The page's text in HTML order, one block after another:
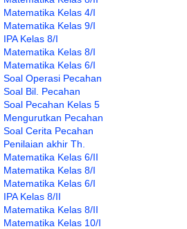
Matematika Kelas 4/I
Matematika Kelas 9/I
IPA Kelas 8/I
Matematika Kelas 8/I
Matematika Kelas 6/I
Soal Operasi Pecahan
Soal Bil. Pecahan
Soal Pecahan Kelas 5
Mengurutkan Pecahan
Soal Cerita Pecahan
Penilaian akhir Th.
Matematika Kelas 6/II
Matematika Kelas 8/I
Matematika Kelas 6/I
IPA Kelas 8/II
Matematika Kelas 8/II
Matematika Kelas 10/I